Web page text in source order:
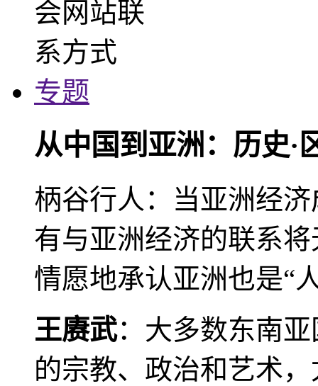
专题
从中国到亚洲：历史·
柄谷行人：当亚洲经
有与亚洲经济的联系
情愿地承认亚洲也是“
王赓武：大多数东南
的宗教、政治和艺术